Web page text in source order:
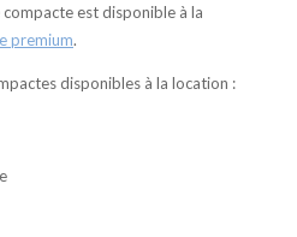
est disponible à la
premium.
disponibles à la location :